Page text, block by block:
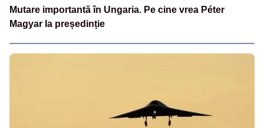
Mutare importantă în Ungaria. Pe cine vrea Péter
Magyar la președinție